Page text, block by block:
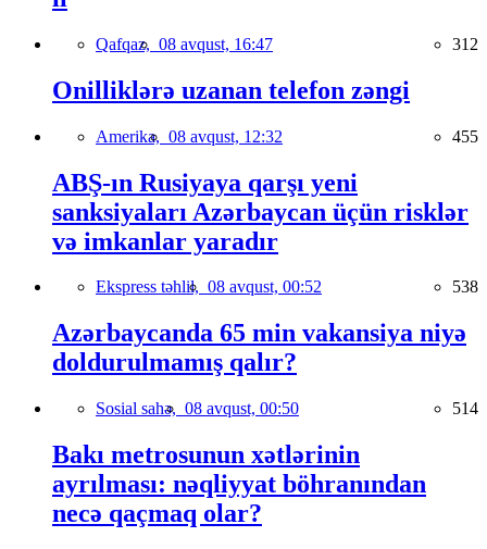
Qafqaz, 08 avqust, 16:47 312
Onilliklərə uzanan telefon zəngi
Amerika, 08 avqust, 12:32 455
ABŞ-ın Rusiyaya qarşı yeni
sanksiyaları Azərbaycan üçün risklər
və imkanlar yaradır
Ekspress təhlil, 08 avqust, 00:52 538
Azərbaycanda 65 min vakansiya niyə
doldurulmamış qalır?
Sosial sahə, 08 avqust, 00:50 514
Bakı metrosunun xətlərinin
ayrılması: nəqliyyat böhranından
necə qaçmaq olar?